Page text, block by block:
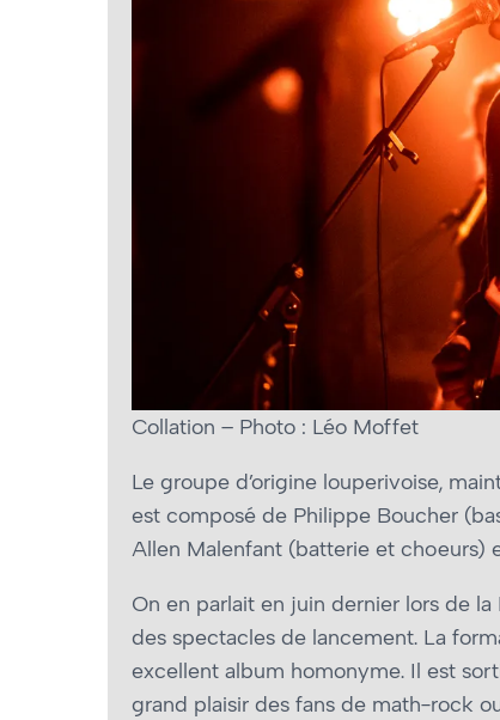
Collation – Photo : Léo Moffet
Le groupe d’origine louperivoise,
est composé de Philippe Boucher
Allen Malenfant (batterie et chœurs)
On en parlait en juin dernier lors de
des spectacles de lancement. La
excellent album homonyme. Il est
grand plaisir des fans de math-rock